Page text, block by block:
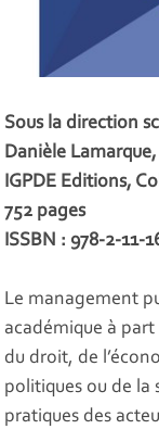
Sous la direction
Danièle
IGPDE Editions,
752 pages
ISSBN : 978-2-11-
Le management
académique à
du droit, de
politiques ou de la
pratiques des